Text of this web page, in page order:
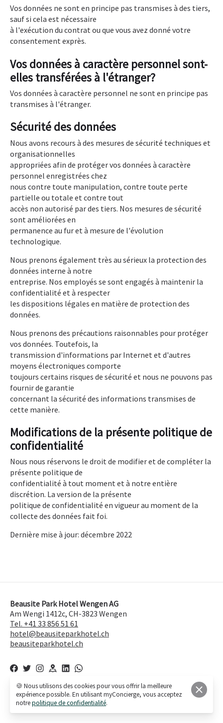
Vos données ne sont en principe pas transmises à des tiers,
sauf si cela est nécessaire
à l'exécution du contrat ou que vous avez donné votre
consentement exprès.
Vos données à caractère personnel sont-
elles transférées à l'étranger?
Vos données à caractère personnel ne sont en principe pas
transmises à l'étranger.
Sécurité des données
Nous avons recours à des mesures de sécurité techniques et
organisationnelles
appropriées afin de protéger vos données à caractère
personnel enregistrées chez
nous contre toute manipulation, contre toute perte
partielle ou totale et contre tout
accès non autorisé par des tiers. Nos mesures de sécurité
sont améliorées en
permanence au fur et à mesure de l'évolution
technologique.
Nous prenons également très au sérieux la protection des
données interne à notre
entreprise. Nos employés se sont engagés à maintenir la
confidentialité et à respecter
les dispositions légales en matière de protection des
données.
Nous prenons des précautions raisonnables pour protéger
vos données. Toutefois, la
transmission d'informations par Internet et d'autres
moyens électroniques comporte
toujours certains risques de sécurité et nous ne pouvons pas
fournir de garantie
concernant la sécurité des informations transmises de
cette manière.
Modifications de la présente politique de
confidentialité
Nous nous réservons le droit de modifier et de compléter la
présente politique de
confidentialité à tout moment et à notre entière
discrétion. La version de la présente
politique de confidentialité en vigueur au moment de la
collecte des données fait foi.
Dernière mise à jour: décembre 2022
Beausite Park Hotel Wengen AG
Am Wengi 1412c, CH-3823 Wengen
Tel. +41 33 856 51 61
hotel@beausiteparkhotel.ch
beausiteparkhotel.ch
© 2026,Beausite Park Hotel Wengen AG
Powered by myConcierge
🍪 Nous utilisons des cookies pour vous offrir la meilleure
expérience possible. En utilisant myConcierge, vous acceptez
notrepolitique de confidentialité.